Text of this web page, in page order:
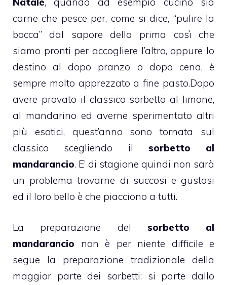
carne che pesce per, come si dice, “pulire la
bocca” dal sapore della prima così che
siamo pronti per accogliere l’altro, oppure lo
destino al dopo pranzo o dopo cena, è
sempre molto apprezzato a fine pasto.Dopo
avere provato il classico sorbetto al limone,
al mandarino ed averne sperimentato altri
più esotici, quest’anno sono tornata sul
classico scegliendo il sorbetto al
mandarancio. E’ di stagione quindi non sarà
un problema trovarne di succosi e gustosi
ed il loro bello è che piacciono a tutti.
La preparazione del sorbetto al
mandarancio non è per niente difficile e
segue la preparazione tradizionale della
maggior parte dei sorbetti: si parte dallo